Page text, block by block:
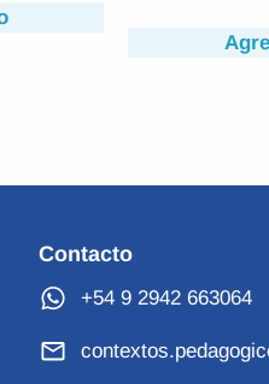
Contacto
+54 9 2942 663064